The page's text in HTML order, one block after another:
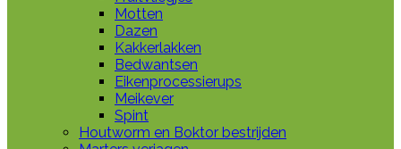
Motten
Dazen
Kakkerlakken
Bedwantsen
Eikenprocessierups
Meikever
Spint
Houtworm en Boktor bestrijden